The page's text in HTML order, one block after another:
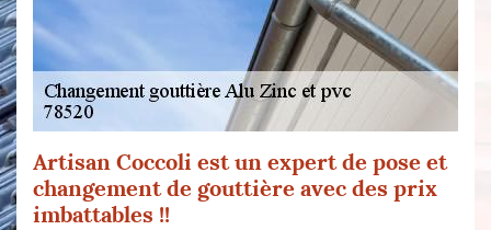
Artisan Coccoli est un expert de pose et
changement de gouttière avec des prix
imbattables !!